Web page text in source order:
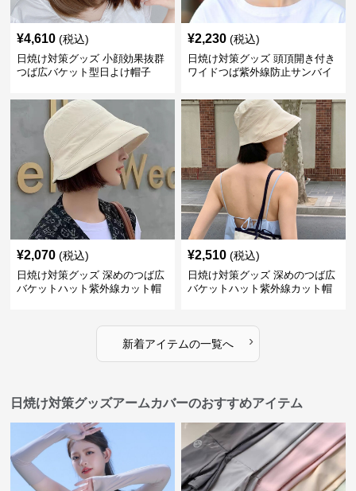
¥4,610 (税込)
日焼け対策グッズ 小顔効果抜群
つば広バケット型日よけ帽子
¥2,230 (税込)
日焼け対策グッズ 頭頂開き付き
ワイドつば紫外線防止サンバイ
¥2,070 (税込)
日焼け対策グッズ 深めのつば広
バケットハット紫外線カット帽
¥2,510 (税込)
日焼け対策グッズ 深めのつば広
バケットハット紫外線カット帽
新着アイテムの一覧へ ›
日焼け対策グッズアームカバーのおすすめアイテム